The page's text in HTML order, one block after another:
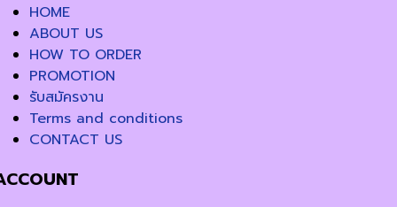
HOME
ABOUT US
HOW TO ORDER
PROMOTION
รับสมัครงาน
Terms and conditions
CONTACT US